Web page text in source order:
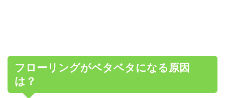
フローリングがベタベタになる原因
は？